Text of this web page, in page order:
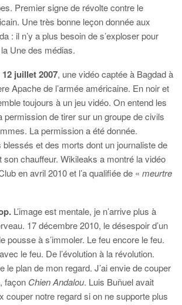
Premier signe de révolte contre le
Une très bonne leçon donnée aux
: il n’y a plus besoin de s’exploser pour
Une des médias.
juillet 2007, une vidéo captée à Bagdad à
Apache de l’armée américaine. En noir et
toujours à un jeu vidéo. On entend les
permission de tirer sur un groupe de civils
La permission a été donnée.
blessés et des morts dont un journaliste de
son chauffeur. Wikileaks a montré la vidéo
en avril 2010 et l’a qualifiée de « meurtre
L’image est mentale, je n’arrive plus à
17 décembre 2010, le désespoir d’un
pousse à s’immoler. Le feu encore le feu.
le feu. De l’évolution à la révolution.
le plan de mon regard. J’ai envie de couper
façon Chien Andalou. Luis Buñuel avait
couper notre regard si on ne supporte plus